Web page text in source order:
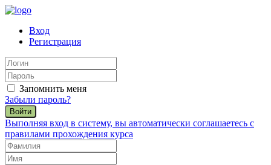
Вход
Регистрация
Запомнить меня
Забыли пароль?
Войти
Выполняя вход в систему, вы автоматически соглашаетесь с
правилами прохождения курса